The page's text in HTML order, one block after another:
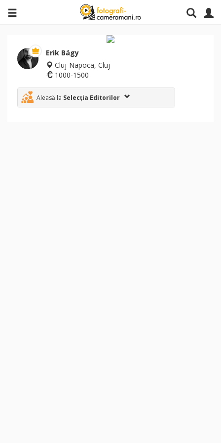
Erik Bágy
Cluj-Napoca, Cluj
1000-1500
Aleasă la Selecția Editorilor